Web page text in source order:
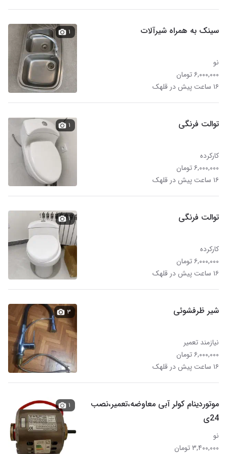
سینک به همراه شیرآلات
نو
۶,۰۰۰,۰۰۰ تومان
۱۶ ساعت پیش در قلهک
۱
توالت فرنگی
کارکرده
۶,۰۰۰,۰۰۰ تومان
۱۶ ساعت پیش در قلهک
۱
توالت فرنگی
کارکرده
۶,۰۰۰,۰۰۰ تومان
۱۶ ساعت پیش در قلهک
۱
شیر ظرفشوئی
نیازمند تعمیر
۶,۰۰۰,۰۰۰ تومان
۱۶ ساعت پیش در قلهک
۳
موتوردینام کولر آبی معاوضه،تعمیر،نصب
24ی
نو
۳,۴۰۰,۰۰۰ تومان
۱